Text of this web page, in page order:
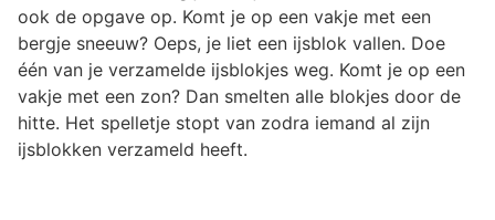
ook de opgave op. Komt je op een vakje met een
bergje sneeuw? Oeps, je liet een ijsblok vallen. Doe
één van je verzamelde ijsblokjes weg. Komt je op een
vakje met een zon? Dan smelten alle blokjes door de
hitte. Het spelletje stopt van zodra iemand al zijn
ijsblokken verzameld heeft.